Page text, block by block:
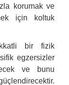
korumak ve
için koltuk
bir fizik
egzersizler
ve bunu